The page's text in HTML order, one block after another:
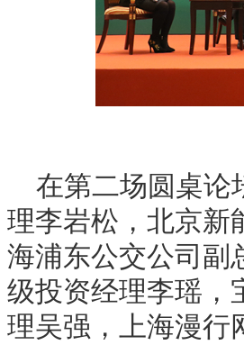
在第二场圆桌论
理李岩松，北京新
海浦东公交公司副
级投资经理李瑶，
理吴强，上海漫行